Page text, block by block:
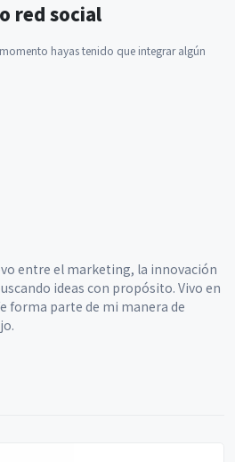
red social
hayas tenido que integrar algún
entre el marketing, la innovación
ideas con propósito. Vivo en
forma parte de mi manera de